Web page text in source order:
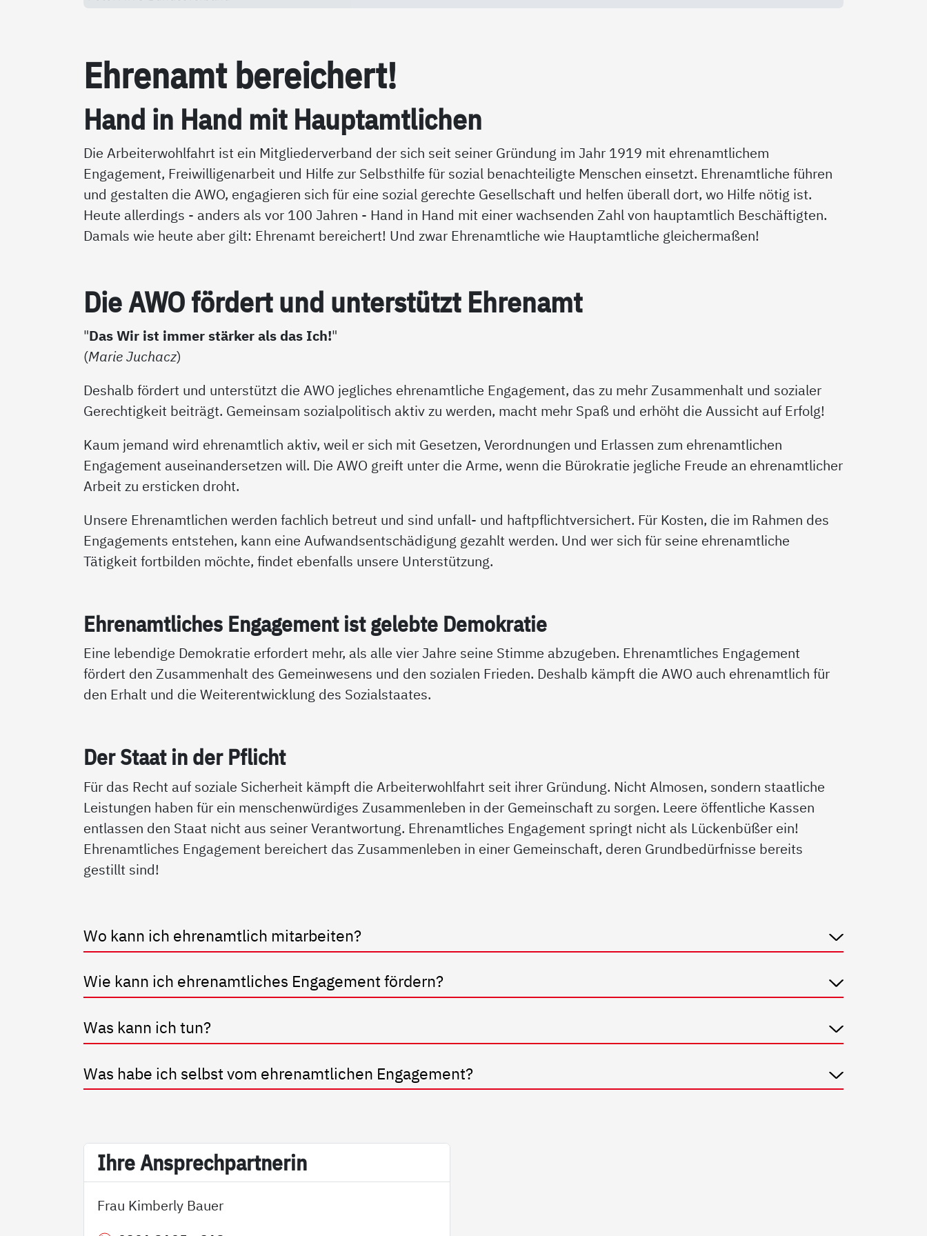
Eh­ren­amt be­rei­chert!
Hand in Hand mit Hauptamt­li­chen
Die Arbeiterwohlfahrt ist ein Mitgliederverband der sich seit seiner Gründung im Jahr 1919 mit ehrenamtlichem
Engagement, Freiwilligenarbeit und Hilfe zur Selbsthilfe für sozial benachteiligte Menschen einsetzt. Ehrenamtliche führen
und gestalten die AWO, engagieren sich für eine sozial gerechte Gesellschaft und helfen überall dort, wo Hilfe nötig ist.
Heute allerdings - anders als vor 100 Jahren - Hand in Hand mit einer wachsenden Zahl von hauptamtlich Beschäftigten.
Damals wie heute aber gilt: Ehrenamt bereichert! Und zwar Ehrenamtliche wie Hauptamtliche gleichermaßen!
Die AWO för­dert und un­ter­stützt Eh­ren­amt
"Das Wir ist immer stärker als das Ich!"
(Marie Juchacz)
Deshalb fördert und unterstützt die AWO jegliches ehrenamtliche Engagement, das zu mehr Zusammenhalt und sozialer
Gerechtigkeit beiträgt. Gemeinsam sozialpolitisch aktiv zu werden, macht mehr Spaß und erhöht die Aussicht auf Erfolg!
Kaum jemand wird ehrenamtlich aktiv, weil er sich mit Gesetzen, Verordnungen und Erlassen zum ehrenamtlichen
Engagement auseinandersetzen will. Die AWO greift unter die Arme, wenn die Bürokratie jegliche Freude an ehrenamtlicher
Arbeit zu ersticken droht.
Unsere Ehrenamtlichen werden fachlich betreut und sind unfall- und haftpflichtversichert. Für Kosten, die im Rahmen des
Engagements entstehen, kann eine Aufwandsentschädigung gezahlt werden. Und wer sich für seine ehrenamtliche
Tätigkeit fortbilden möchte, findet ebenfalls unsere Unterstützung.
Eh­renamt­li­ches En­ga­ge­ment ist ge­leb­te De­mo­k­ra­tie
Eine lebendige Demokratie erfordert mehr, als alle vier Jahre seine Stimme abzugeben. Ehrenamtliches Engagement
fördert den Zusammenhalt des Gemeinwesens und den sozialen Frieden. Deshalb kämpft die AWO auch ehrenamtlich für
den Erhalt und die Weiterentwicklung des Sozialstaates.
Der Staat in der Pf­licht
Für das Recht auf soziale Sicherheit kämpft die Arbeiterwohlfahrt seit ihrer Gründung. Nicht Almosen, sondern staatliche
Leistungen haben für ein menschenwürdiges Zusammenleben in der Gemeinschaft zu sorgen. Leere öffentliche Kassen
entlassen den Staat nicht aus seiner Verantwortung. Ehrenamtliches Engagement springt nicht als Lückenbüßer ein!
Ehrenamtliches Engagement bereichert das Zusammenleben in einer Gemeinschaft, deren Grundbedürfnisse bereits
gestillt sind!
Wo kann ich eh­renamt­lich mit­ar­bei­ten?
Wie kann ich eh­renamt­li­ches En­ga­ge­ment för­dern?
Was kann ich tun?
Was ha­be ich selbst vom eh­renamt­li­chen En­ga­ge­ment?
Ih­re An­sp­rech­part­ne­rin
Frau Kimberly Bauer